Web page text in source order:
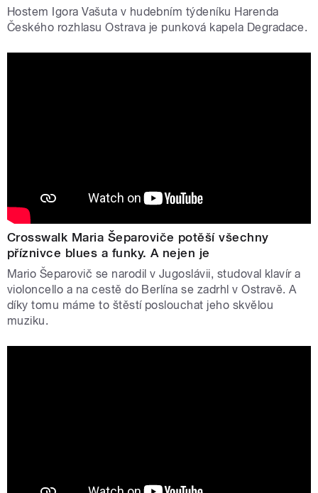
Hostem Igora Vašuta v hudebním týdeníku Harenda
Českého rozhlasu Ostrava je punková kapela Degradace.
Crosswalk Maria Šeparoviče potěší všechny
příznivce blues a funky. A nejen je
Mario Šeparovič se narodil v Jugoslávii, studoval klavír a
violoncello a na cestě do Berlína se zadrhl v Ostravě. A
díky tomu máme to štěstí poslouchat jeho skvělou
muziku.